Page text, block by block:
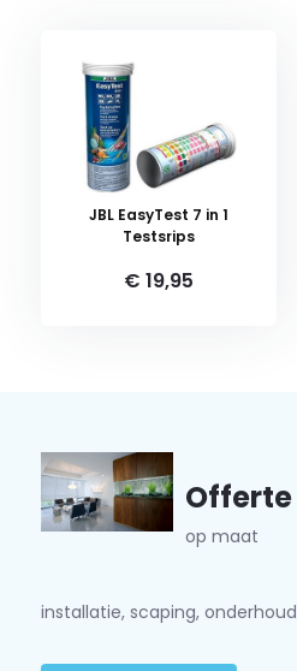
JBL EasyTest 7 in 1
Testsrips
€ 19,95
Offerte
op maat
installatie, scaping,